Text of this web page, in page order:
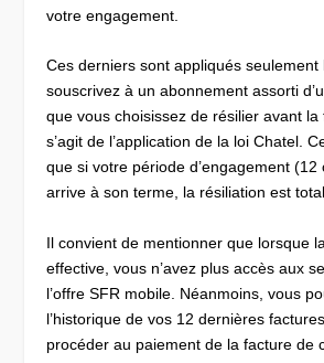
votre engagement.
Ces derniers sont appliqués seulement
souscrivez à un abonnement assorti
que vous choisissez de résilier avant la
s’agit de l’application de la loi Chatel.
que si votre période d’engagement (12
arrive à son terme, la résiliation est
Il convient de mentionner que lorsque
effective, vous n’avez plus accès aux
l’offre SFR mobile. Néanmoins, vous
l’historique de vos 12 dernières
procéder au paiement de la facture de